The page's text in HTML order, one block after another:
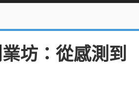
器人的關鍵
坊：從感測到